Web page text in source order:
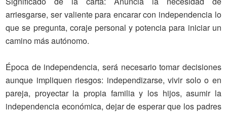
arriesgarse, ser valiente para encarar con independencia lo
que se pregunta, coraje personal y potencia para iniciar un
camino más autónomo.
Época de independencia, será necesario tomar decisiones
aunque impliquen riesgos: independizarse, vivir solo o en
pareja, proyectar la propia familia y los hijos, asumir la
independencia económica, dejar de esperar que los padres